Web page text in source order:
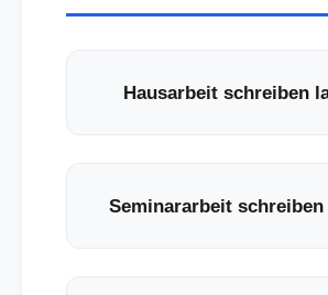
Hausarbeit schreiben
Seminararbeit schreiben